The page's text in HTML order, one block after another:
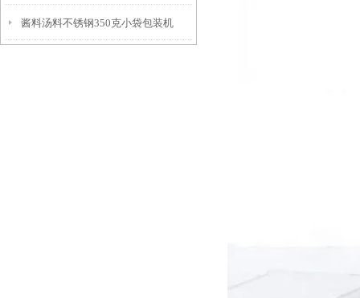
备
酱料汤料不锈钢350克小袋包装机